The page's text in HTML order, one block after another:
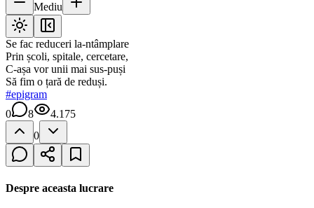
Mediu
Se fac reduceri la-ntâmplare
Prin școli, spitale, cercetare,
C-așa vor unii mai sus-puși
Să fim o țară de reduși.
#epigram
0
8
4.175
0
Despre aceasta lucrare